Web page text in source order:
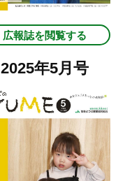
広報誌を閲覧する
2025年5月号